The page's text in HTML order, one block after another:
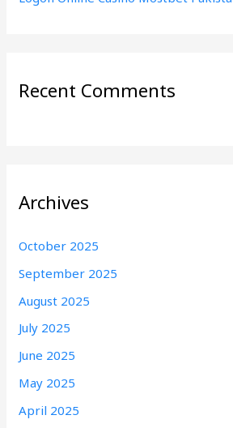
Recent Comments
Archives
October 2025
September 2025
August 2025
July 2025
June 2025
May 2025
April 2025